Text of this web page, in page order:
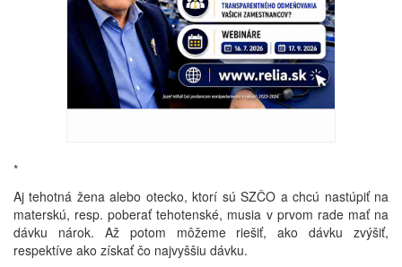
*
Aj tehotná žena alebo otecko, ktorí sú SZČO a chcú nastúpiť na
materskú, resp. poberať tehotenské, musia v prvom rade mať na
dávku nárok. Až potom môžeme riešiť, ako dávku zvýšiť,
respektíve ako získať čo najvyššiu dávku.